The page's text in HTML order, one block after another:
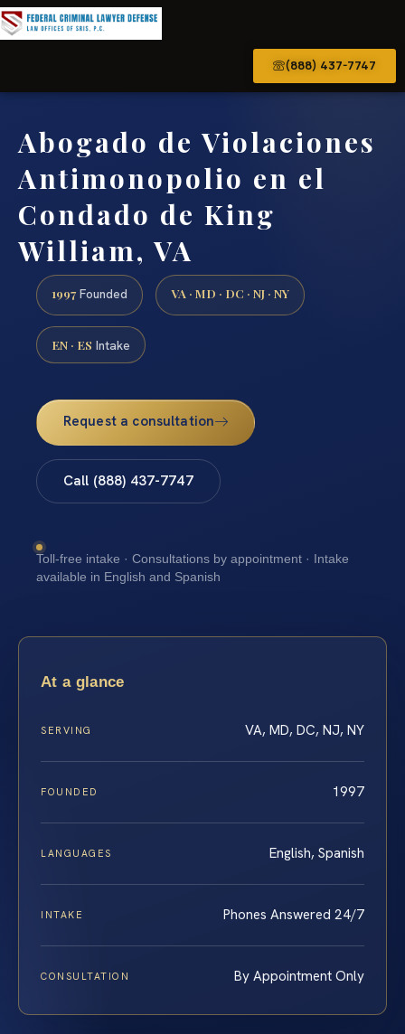
(888) 437-7747
Abogado de Violaciones
Antimonopolio en el
Condado de King
William, VA
1997 Founded VA · MD · DC · NJ · NY
EN · ES Intake
Request a consultation
Call (888) 437-7747
Toll-free intake · Consultations by appointment · Intake
available in English and Spanish
At a glance
SERVING VA, MD, DC, NJ, NY
FOUNDED 1997
LANGUAGES English, Spanish
INTAKE Phones Answered 24/7
CONSULTATION By Appointment Only